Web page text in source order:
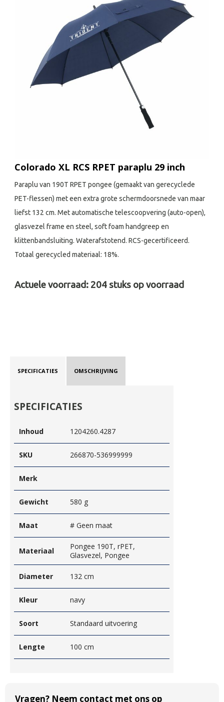
Colorado XL RCS RPET paraplu 29 inch
Paraplu van 190T RPET pongee (gemaakt van gerecyclede
PET-flessen) met een extra grote schermdoorsnede van maar
liefst 132 cm. Met automatische telescoopvering (auto-open),
glasvezel frame en steel, soft foam handgreep en
klittenbandsluiting. Waterafstotend. RCS-gecertificeerd.
Totaal gerecycled materiaal: 18%.
Actuele voorraad:204 stuks op voorraad
SPECIFICATIES OMSCHRIJVING
SPECIFICATIES
Inhoud 1204260.4287
SKU 266870-536999999
Merk
Gewicht 580 g
Maat # Geen maat
Materiaal
Pongee 190T, rPET,
Glasvezel, Pongee
Diameter 132 cm
Kleur navy
Soort Standaard uitvoering
Lengte 100 cm
Vragen? Neem contact met ons op